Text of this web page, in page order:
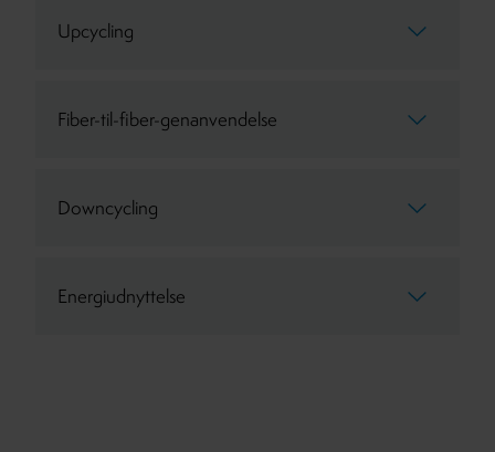
Upcycling
Fiber-til-fiber-genanvendelse
Downcycling
Energiudnyttelse